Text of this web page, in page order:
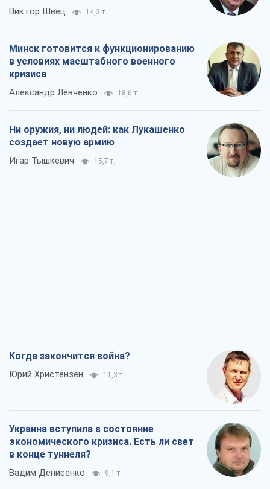
Виктор Швец 14,3 т.
Минск готовится к функционированию
в условиях масштабного военного
кризиса
Александр Левченко 18,6 т.
Ни оружия, ни людей: как Лукашенко
создает новую армию
Игар Тышкевич 15,7 т.
Когда закончится война?
Юрий Христензен 11,3 т.
Украина вступила в состояние
экономического кризиса. Есть ли свет
в конце туннеля?
Вадим Денисенко 9,1 т.